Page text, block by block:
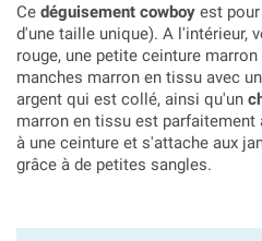
Ce déguisement cowboy est
d'une taille unique). A l'intérieur,
rouge, une petite ceinture
manches marron en tissu avec
argent qui est collé, ainsi qu'un
marron en tissu est
à une ceinture et s'attache aux
grâce à de petites sangles.